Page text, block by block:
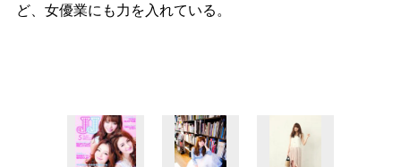
ど、女優業にも力を入れている。